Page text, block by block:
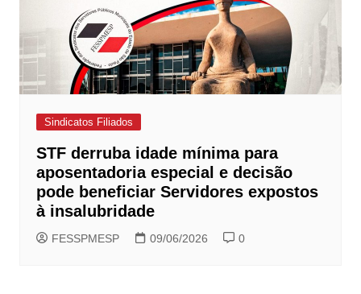
Sindicatos Filiados
STF derruba idade mínima para
aposentadoria especial e decisão
pode beneficiar Servidores expostos
à insalubridade
FESSPMESP 09/06/2026 0